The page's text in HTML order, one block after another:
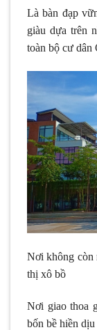
Là bàn đạp
giàu dựa trên
toàn bộ cư dân
Nơi không còn
thị xô bồ
Nơi giao thoa
bốn bề hiền dịu